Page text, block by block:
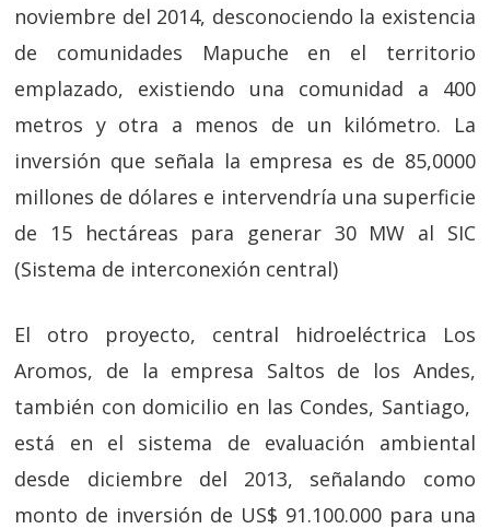
noviembre del 2014, desconociendo la existencia
de comunidades Mapuche en el territorio
emplazado, existiendo una comunidad a 400
metros y otra a menos de un kilómetro. La
inversión que señala la empresa es de 85,0000
millones de dólares e intervendría una superficie
de 15 hectáreas para generar 30 MW al SIC
(Sistema de interconexión central)
El otro proyecto, central hidroeléctrica Los
Aromos, de la empresa Saltos de los Andes,
también con domicilio en las Condes, Santiago,
está en el sistema de evaluación ambiental
desde diciembre del 2013, señalando como
monto de inversión de US$ 91.100.000 para una